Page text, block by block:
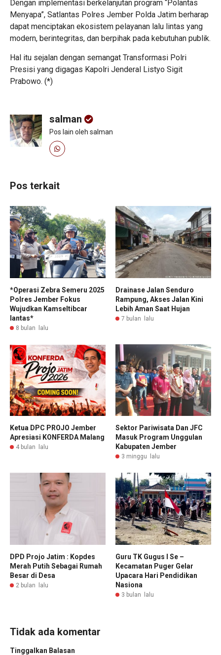
Dengan implementasi berkelanjutan program “Polantas
Menyapa”, Satlantas Polres Jember Polda Jatim berharap
dapat menciptakan ekosistem pelayanan lalu lintas yang
modern, berintegritas, dan berpihak pada kebutuhan publik.
Hal itu sejalan dengan semangat Transformasi Polri
Presisi yang digagas Kapolri Jenderal Listyo Sigit
Prabowo. (*)
salman
Pos lain oleh salman
Pos terkait
*Operasi Zebra Semeru 2025
Polres Jember Fokus
Wujudkan Kamseltibcar
lantas*
8 bulan lalu
Drainase Jalan Senduro
Rampung, Akses Jalan Kini
Lebih Aman Saat Hujan
7 bulan lalu
Ketua DPC PROJO Jember
Apresiasi KONFERDA Malang
4 bulan lalu
Sektor Pariwisata Dan JFC
Masuk Program Unggulan
Kabupaten Jember
3 minggu lalu
DPD Projo Jatim : Kopdes
Merah Putih Sebagai Rumah
Besar di Desa
2 bulan lalu
Guru TK Gugus I Se –
Kecamatan Puger Gelar
Upacara Hari Pendidikan
Nasiona
3 bulan lalu
Tidak ada komentar
Tinggalkan Balasan